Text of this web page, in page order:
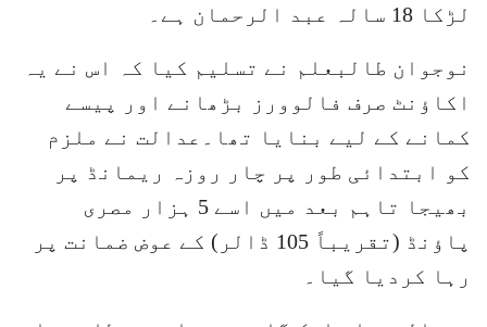
لڑکا 18 سالہ عبد الرحمان ہے۔
نوجوان طالبعلم نے تسلیم کیا کہ اس نے یہ
اکاؤنٹ صرف فالوورز بڑھانے اور پیسے
کمانے کے لیے بنایا تھا۔عدالت نے ملزم
کو ابتدائی طور پر چار روزہ ریمانڈ پر
بھیجا تاہم بعد میں اسے 5 ہزار مصری
پاؤنڈ (تقریباً 105 ڈالر) کے عوض ضمانت پر
رہا کردیا گیا۔